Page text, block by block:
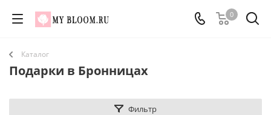
0
Каталог
Подарки в Бронницах
Фильтр